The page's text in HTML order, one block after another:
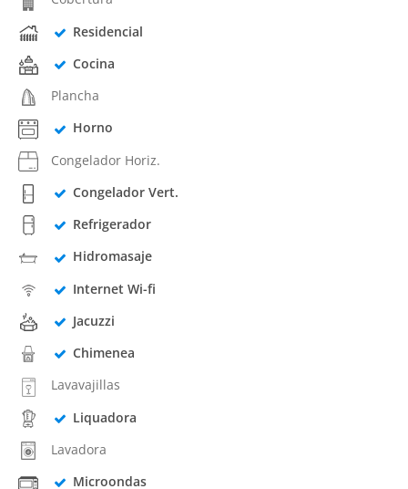
Residencial
Cocina
Plancha
Horno
Congelador Horiz.
Congelador Vert.
Refrigerador
Hidromasaje
Internet Wi-fi
Jacuzzi
Chimenea
Lavavajillas
Liquadora
Lavadora
Microondas